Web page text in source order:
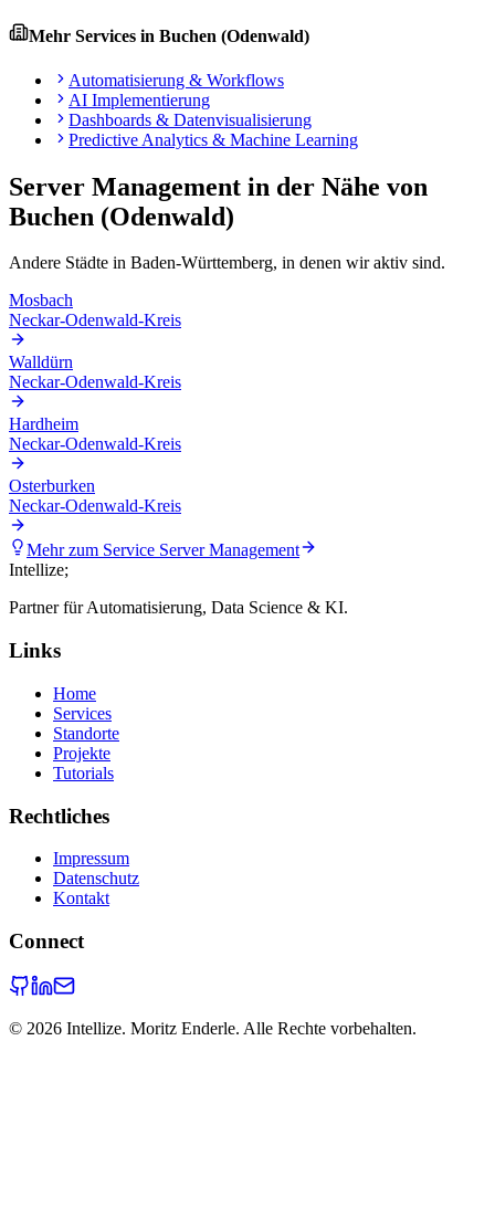
Mehr Services in Buchen (Odenwald)
Automatisierung & Workflows
AI Implementierung
Dashboards & Datenvisualisierung
Predictive Analytics & Machine Learning
Server Management in der Nähe von
Buchen (Odenwald)
Andere Städte in Baden-Württemberg, in denen wir aktiv sind.
Mosbach
Neckar-Odenwald-Kreis
Walldürn
Neckar-Odenwald-Kreis
Hardheim
Neckar-Odenwald-Kreis
Osterburken
Neckar-Odenwald-Kreis
Mehr zum Service Server Management
Intellize;
Partner für Automatisierung, Data Science & KI.
Links
Home
Services
Standorte
Projekte
Tutorials
Rechtliches
Impressum
Datenschutz
Kontakt
Connect
© 2026 Intellize. Moritz Enderle. Alle Rechte vorbehalten.